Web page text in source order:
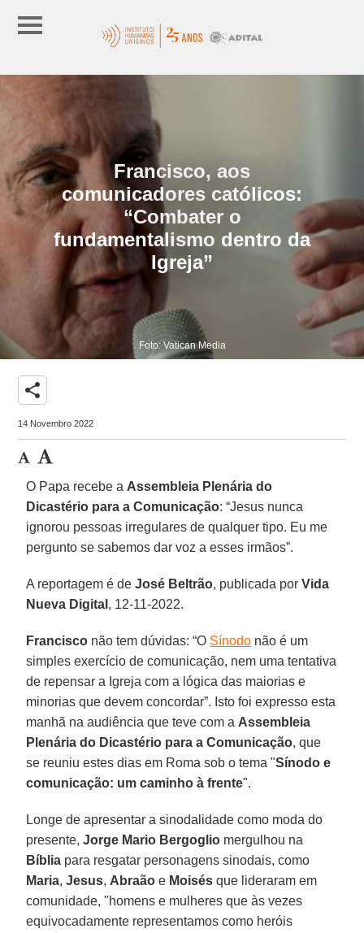
Francisco, aos
comunicadores católicos:
“Combater o
fundamentalismo dentro da
Igreja”
Foto: Vatican Media
share
14 Novembro 2022
O Papa recebe a Assembleia Plenária do
Dicastério para a Comunicação: “Jesus nunca
ignorou pessoas irregulares de qualquer tipo. Eu me
pergunto se sabemos dar voz a esses irmãos”.
A reportagem é deJosé Beltrão, publicada porVida
Nueva Digital , 12-11-2022.
Francisco não tem dúvidas: “O Sínodo não é um
simples exercício de comunicação, nem uma tentativa
de repensar a Igreja com a lógica das maiorias e
minorias que devem concordar”. Isto foi expresso esta
manhã na audiência que teve com a Assembleia
Plenária do Dicastério para a Comunicação, que
se reuniu estes dias em Roma sob o tema "Sínodo e
comunicação: um caminho à frente".
Longe de apresentar a sinodalidade como moda do
presente,Jorge Mario Bergoglio mergulhou na
Bíblia para resgatar personagens sinodais, como
Maria,Jesus, Abraão e Moisés que lideraram em
comunidade, "homens e mulheres que às vezes
equivocadamente representamos como heróis